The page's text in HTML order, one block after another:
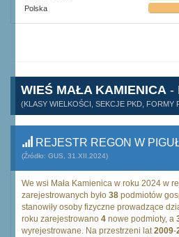
Polska
WIEŚ MAŁA KAMIENICA -
(KLASY WIELKOŚCI, SEKCJE PKD, FORMY
REJESTR REGON W
(Źródło: GUS, 31.XII.2024)
We wsi Mała Kamienica w roku 2024 w
zarejestrowanych było 38 podmiotów
stanowiły osoby fizyczne prowadzące
roku zarejestrowano 4 nowe podmioty, a
wyrejestrowane. Na przestrzeni lat2009-